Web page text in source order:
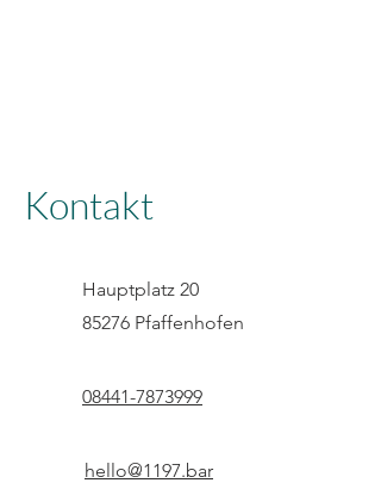
Kontakt
Hauptplatz 20
85276 Pfaffenhofen
08441-7873999
hello@1197.bar